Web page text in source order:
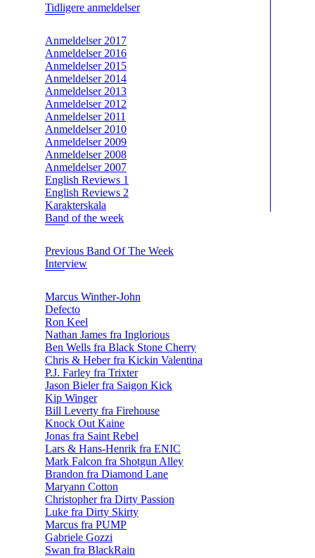
Tidligere anmeldelser
Anmeldelser 2017
Anmeldelser 2016
Anmeldelser 2015
Anmeldelser 2014
Anmeldelser 2013
Anmeldelser 2012
Anmeldelser 2011
Anmeldelser 2010
Anmeldelser 2009
Anmeldelser 2008
Anmeldelser 2007
English Reviews 1
English Reviews 2
Karakterskala
Band of the week
Previous Band Of The Week
Interview
Marcus Winther-John
Defecto
Ron Keel
Nathan James fra Inglorious
Ben Wells fra Black Stone Cherry
Chris & Heber fra Kickin Valentina
P.J. Farley fra Trixter
Jason Bieler fra Saigon Kick
Kip Winger
Bill Leverty fra Firehouse
Knock Out Kaine
Jonas fra Saint Rebel
Lars & Hans-Henrik fra ENIC
Mark Falcon fra Shotgun Alley
Brandon fra Diamond Lane
Maryann Cotton
Christopher fra Dirty Passion
Luke fra Dirty Skirty
Marcus fra PUMP
Gabriele Gozzi
Swan fra BlackRain